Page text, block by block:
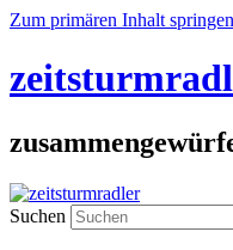
Zum primären Inhalt springen
Suchen